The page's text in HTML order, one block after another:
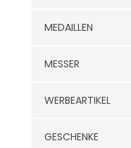
MEDAILLEN
MESSER
WERBEARTIKEL
GESCHENKE